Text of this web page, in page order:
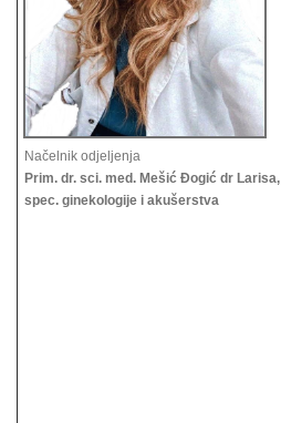
Načelnik odjeljenja
Prim. dr. sci. med. Mešić Đogić dr Larisa,
spec. ginekologije i akušerstva